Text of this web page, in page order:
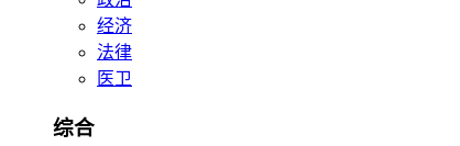
经济
法律
医卫
综合